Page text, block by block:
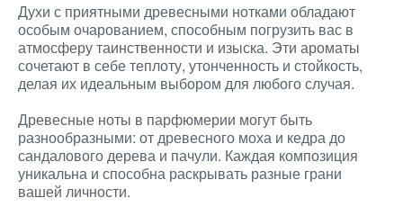
Духи с приятными древесными нотками обладают
особым очарованием, способным погрузить вас в
атмосферу таинственности и изыска. Эти ароматы
сочетают в себе теплоту, утонченность и стойкость,
делая их идеальным выбором для любого случая.
Древесные ноты в парфюмерии могут быть
разнообразными: от древесного моха и кедра до
сандалового дерева и пачули. Каждая композиция
уникальна и способна раскрывать разные грани
вашей личности.